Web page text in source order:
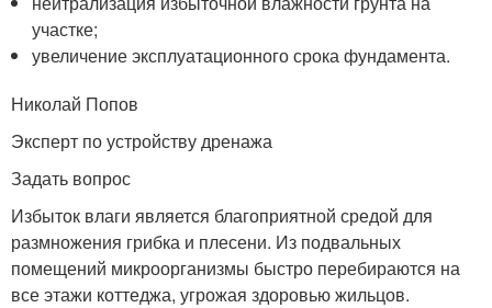
участке;
увеличение эксплуатационного срока фундамента.
Николай Попов
Эксперт по устройству дренажа
Задать вопрос
Избыток влаги является благоприятной средой для
размножения грибка и плесени. Из подвальных
помещений микроорганизмы быстро перебираются на
все этажи коттеджа, угрожая здоровью жильцов.